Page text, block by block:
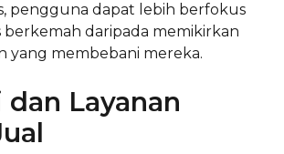
pengguna dapat lebih berfokus
berkemah daripada memikirkan
yang membebani mereka.
dan Layanan